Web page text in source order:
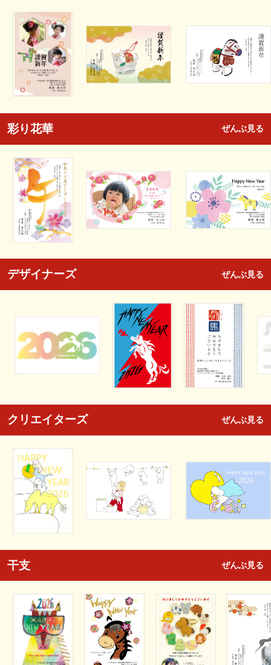
彩り花華 ぜんぶ見る
デザイナーズ ぜんぶ見る
クリエイターズ ぜんぶ見る
干支 ぜんぶ見る